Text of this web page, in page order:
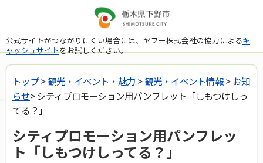
公式サイトがつながりにくい場合には、ヤフー株式会社の協力によるキ
ャッシュサイトをお試しください。
トップ>観光・イベント・魅力 >観光・イベント情報>お知
らせ> シティプロモーション用パンフレット「しもつけしっ
てる？」
シティプロモーション用パンフレッ
ト「しもつけしってる？」